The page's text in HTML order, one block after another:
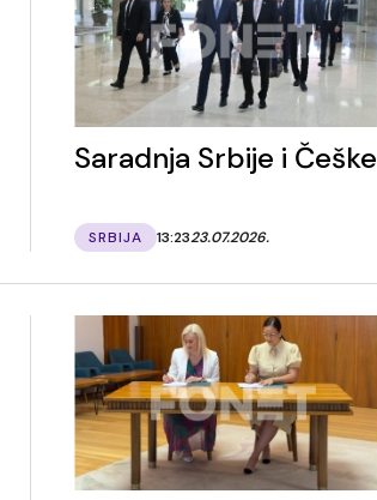
Saradnja Srbije i Češke
SRBIJA 13:2323.07.2026.